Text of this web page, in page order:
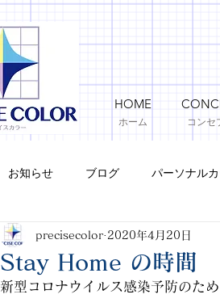
HOME
ホーム コンセ
お知らせ ブログ パーソナル
Stay Home の時間
precisecolor 2020年4月20日
新型コロナウイルス感染予防のた